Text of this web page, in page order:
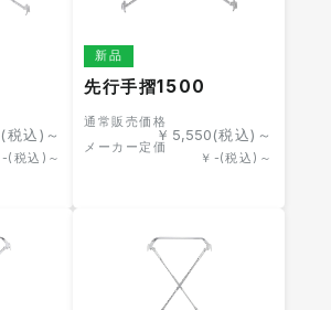
(税込)～
-(税込)～
新品
先行手摺1500
通常販売価格
￥ 5,550(税込)～
メーカー定価
￥ -(税込)～